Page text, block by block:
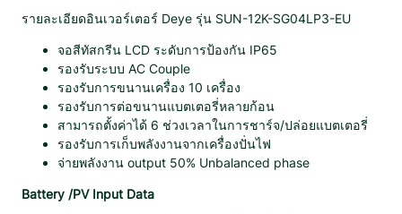
r
รายละเอียดอินเวอร์เตอร์ Deye รุ่น SUN-12K-SG04LP3-EU
จอสีทัสกรีน LCD ระดับการป้องกัน IP65
รองรับระบบ AC Couple
รองรับการขนานเครื่อง 10 เครื่อง
รองรับการต่อขนานแบตเตอรี่หลายก้อน
สามารถตั้งค่าได้ 6 ช่วงเวลาในการชาร์จ/ปล่อยแบตเตอรี่
รองรับการเก็บพลังงานจากเครื่องปั่นไฟ
จ่ายพลังงาน output 50% Unbalanced phase
Battery /PV Input Data